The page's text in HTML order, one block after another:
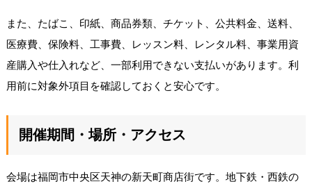
また、たばこ、印紙、商品券類、チケット、公共料金、送料、
医療費、保険料、工事費、レッスン料、レンタル料、事業用資
産購入や仕入れなど、一部利用できない支払いがあります。利
用前に対象外項目を確認しておくと安心です。
開催期間・場所・アクセス
会場は福岡市中央区天神の新天町商店街です。地下鉄・西鉄の